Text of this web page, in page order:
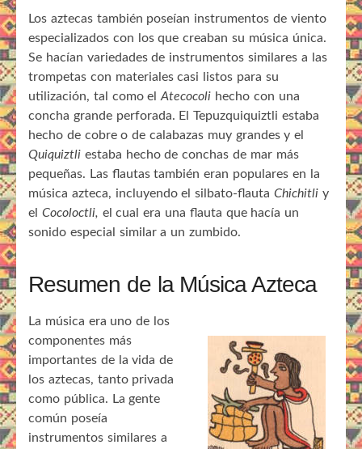
Los aztecas también poseían instrumentos de viento
especializados con los que creaban su música única.
Se hacían variedades de instrumentos similares a las
trompetas con materiales casi listos para su
utilización, tal como elAtecocoli hecho con una
concha grande perforada. El Tepuzquiquiztli estaba
hecho de cobre o de calabazas muy grandes y el
Quiquiztli estaba hecho de conchas de mar más
pequeñas. Las flautas también eran populares en la
música azteca, incluyendo el silbato-flauta Chichitli y
el Cocoloctli, el cual era una flauta que hacía un
sonido especial similar a un zumbido.
Resumen de la Música Azteca
La música era uno de los
componentes más
importantes de la vida de
los aztecas, tanto privada
como pública. La gente
común poseía
instrumentos similares a